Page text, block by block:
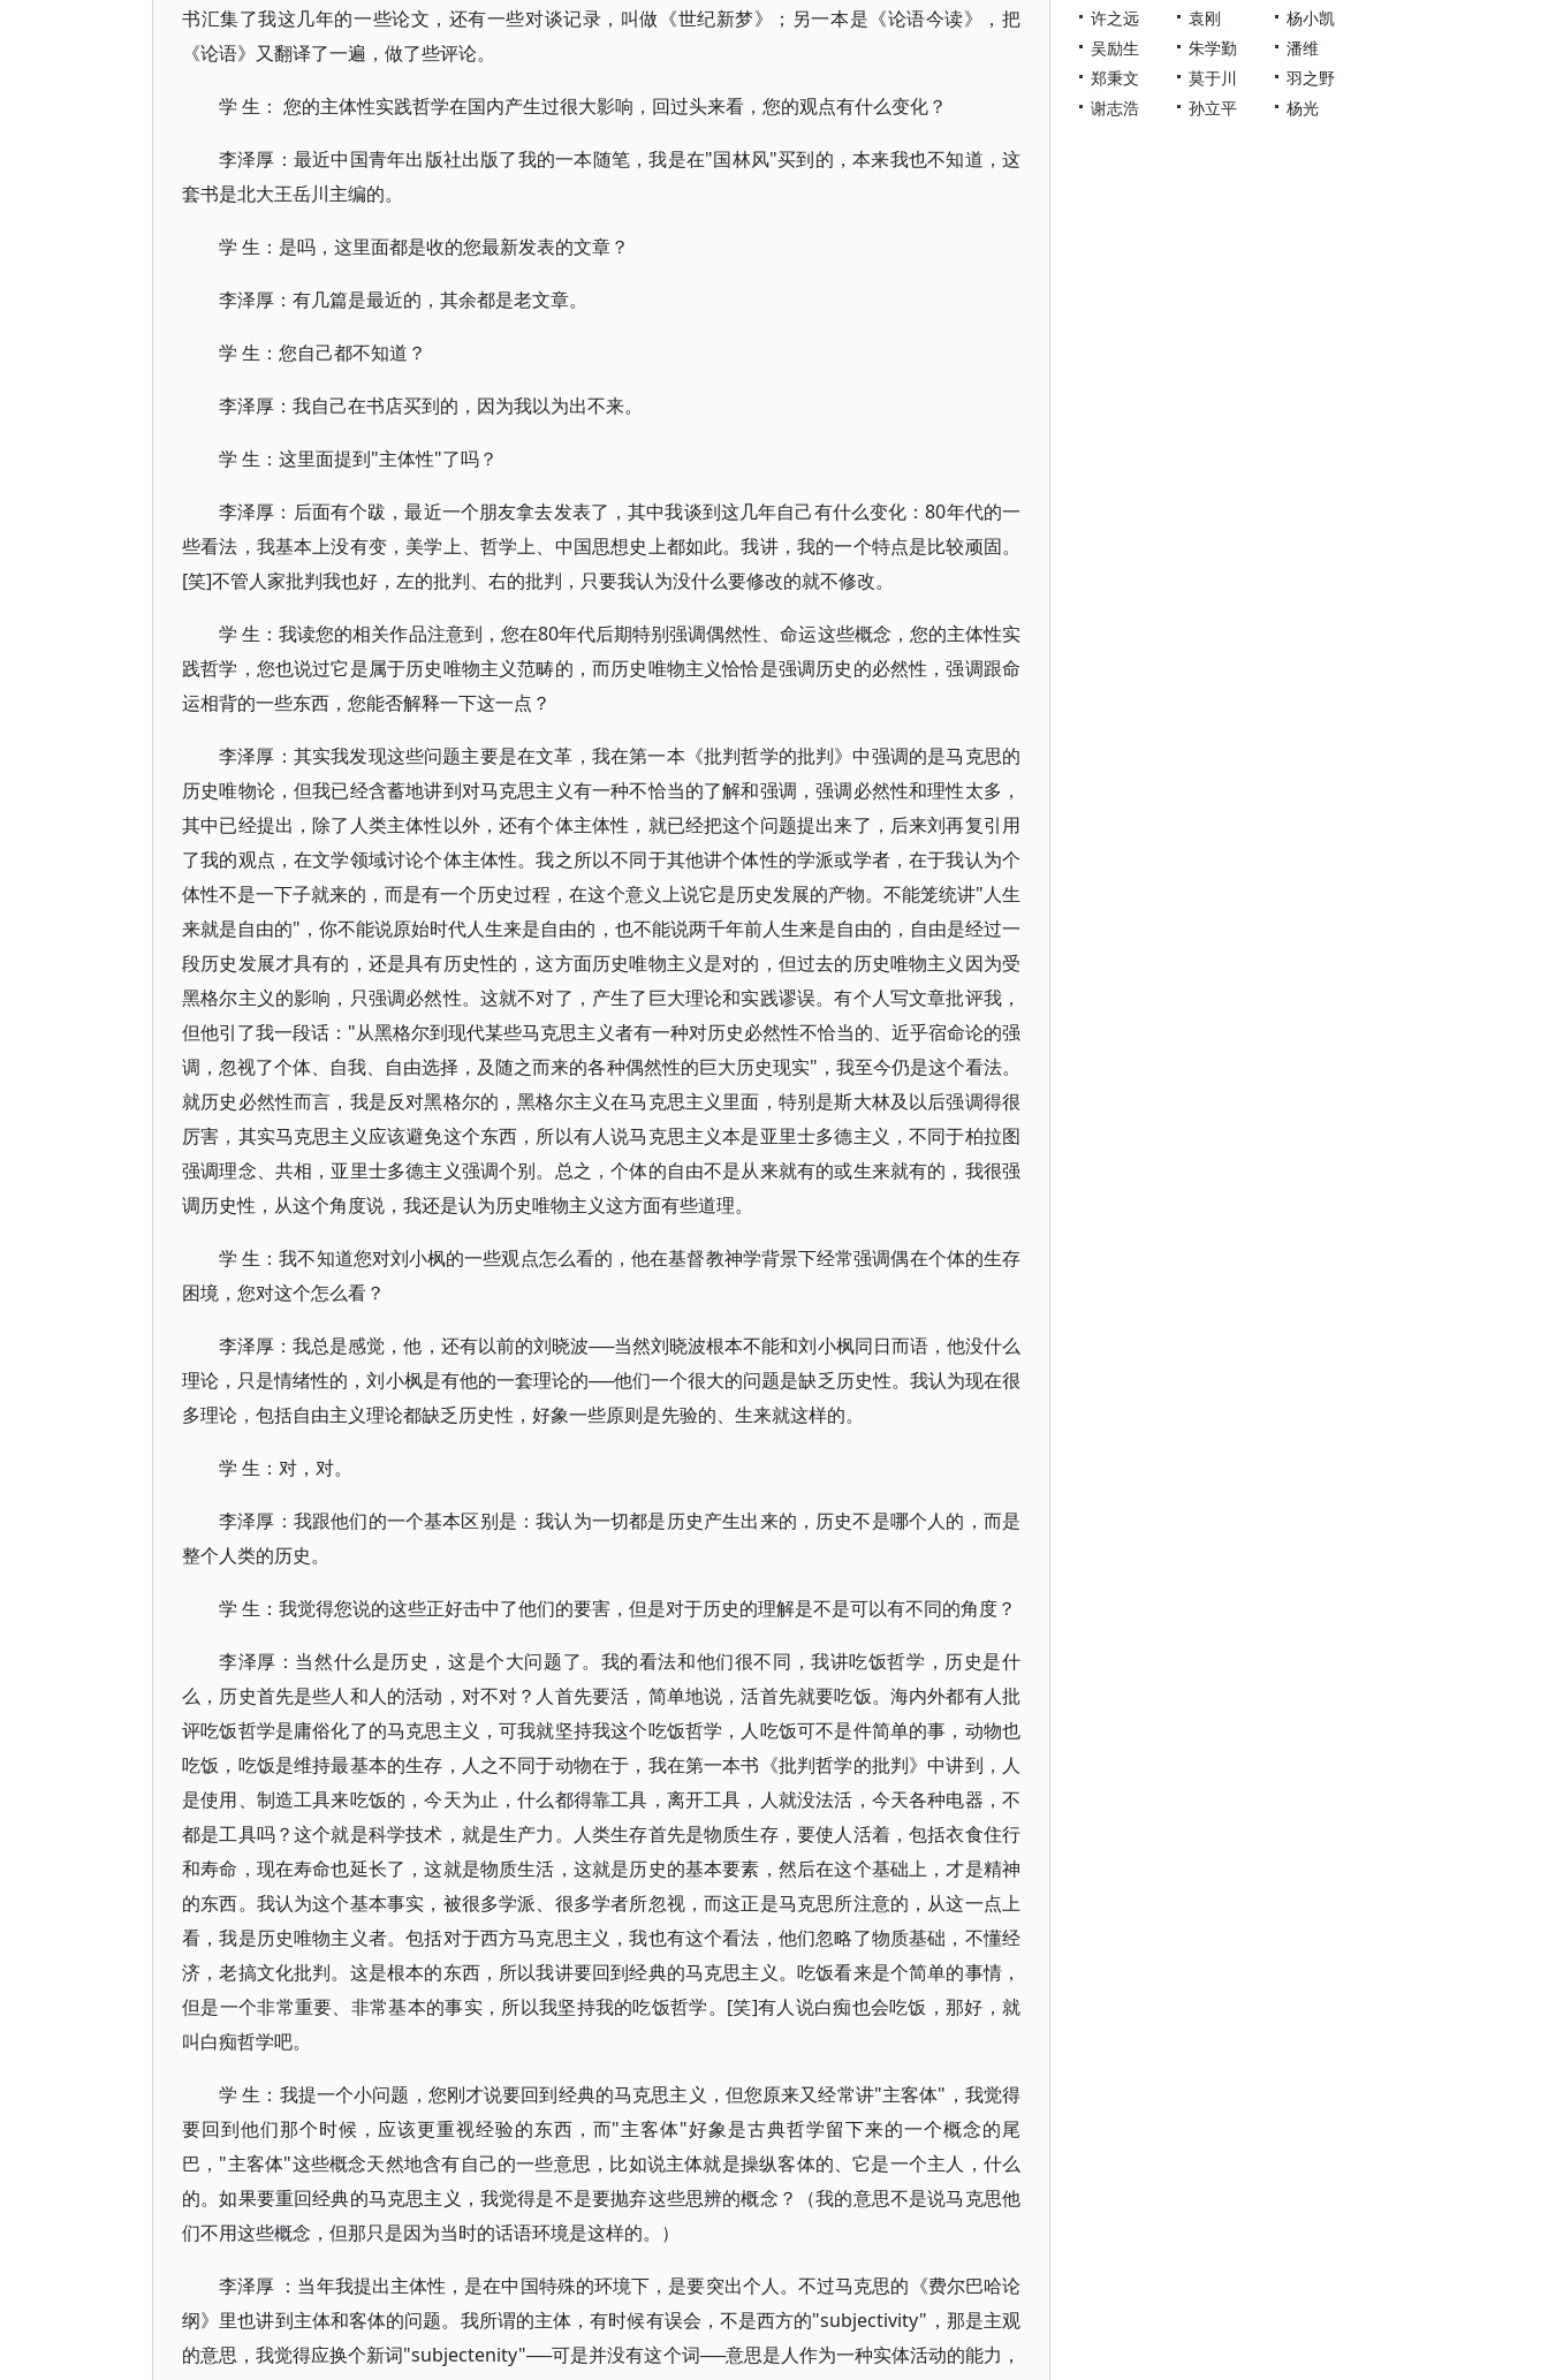
书汇集了我这几年的一些论文，还有一些对谈记录，叫做《世纪新梦》；另一本是《论语今读》，把
《论语》又翻译了一遍，做了些评论。
学 生： 您的主体性实践哲学在国内产生过很大影响，回过头来看，您的观点有什么变化？
李泽厚：最近中国青年出版社出版了我的一本随笔，我是在"国林风"买到的，本来我也不知道，这
套书是北大王岳川主编的。
学 生：是吗，这里面都是收的您最新发表的文章？
李泽厚：有几篇是最近的，其余都是老文章。
学 生：您自己都不知道？
李泽厚：我自己在书店买到的，因为我以为出不来。
学 生：这里面提到"主体性"了吗？
李泽厚：后面有个跋，最近一个朋友拿去发表了，其中我谈到这几年自己有什么变化：80年代的一
些看法，我基本上没有变，美学上、哲学上、中国思想史上都如此。我讲，我的一个特点是比较顽固。
[笑]不管人家批判我也好，左的批判、右的批判，只要我认为没什么要修改的就不修改。
学 生：我读您的相关作品注意到，您在80年代后期特别强调偶然性、命运这些概念，您的主体性实
践哲学，您也说过它是属于历史唯物主义范畴的，而历史唯物主义恰恰是强调历史的必然性，强调跟命
运相背的一些东西，您能否解释一下这一点？
李泽厚：其实我发现这些问题主要是在文革，我在第一本《批判哲学的批判》中强调的是马克思的
历史唯物论，但我已经含蓄地讲到对马克思主义有一种不恰当的了解和强调，强调必然性和理性太多，
其中已经提出，除了人类主体性以外，还有个体主体性，就已经把这个问题提出来了，后来刘再复引用
了我的观点，在文学领域讨论个体主体性。我之所以不同于其他讲个体性的学派或学者，在于我认为个
体性不是一下子就来的，而是有一个历史过程，在这个意义上说它是历史发展的产物。不能笼统讲"人生
来就是自由的"，你不能说原始时代人生来是自由的，也不能说两千年前人生来是自由的，自由是经过一
段历史发展才具有的，还是具有历史性的，这方面历史唯物主义是对的，但过去的历史唯物主义因为受
黑格尔主义的影响，只强调必然性。这就不对了，产生了巨大理论和实践谬误。有个人写文章批评我，
但他引了我一段话："从黑格尔到现代某些马克思主义者有一种对历史必然性不恰当的、近乎宿命论的强
调，忽视了个体、自我、自由选择，及随之而来的各种偶然性的巨大历史现实"，我至今仍是这个看法。
就历史必然性而言，我是反对黑格尔的，黑格尔主义在马克思主义里面，特别是斯大林及以后强调得很
厉害，其实马克思主义应该避免这个东西，所以有人说马克思主义本是亚里士多德主义，不同于柏拉图
强调理念、共相，亚里士多德主义强调个别。总之，个体的自由不是从来就有的或生来就有的，我很强
调历史性，从这个角度说，我还是认为历史唯物主义这方面有些道理。
学 生：我不知道您对刘小枫的一些观点怎么看的，他在基督教神学背景下经常强调偶在个体的生存
困境，您对这个怎么看？
李泽厚：我总是感觉，他，还有以前的刘晓波──当然刘晓波根本不能和刘小枫同日而语，他没什么
理论，只是情绪性的，刘小枫是有他的一套理论的──他们一个很大的问题是缺乏历史性。我认为现在很
多理论，包括自由主义理论都缺乏历史性，好象一些原则是先验的、生来就这样的。
学 生：对，对。
李泽厚：我跟他们的一个基本区别是：我认为一切都是历史产生出来的，历史不是哪个人的，而是
整个人类的历史。
学 生：我觉得您说的这些正好击中了他们的要害，但是对于历史的理解是不是可以有不同的角度？
李泽厚：当然什么是历史，这是个大问题了。我的看法和他们很不同，我讲吃饭哲学，历史是什
么，历史首先是些人和人的活动，对不对？人首先要活，简单地说，活首先就要吃饭。海内外都有人批
评吃饭哲学是庸俗化了的马克思主义，可我就坚持我这个吃饭哲学，人吃饭可不是件简单的事，动物也
吃饭，吃饭是维持最基本的生存，人之不同于动物在于，我在第一本书《批判哲学的批判》中讲到，人
是使用、制造工具来吃饭的，今天为止，什么都得靠工具，离开工具，人就没法活，今天各种电器，不
都是工具吗？这个就是科学技术，就是生产力。人类生存首先是物质生存，要使人活着，包括衣食住行
和寿命，现在寿命也延长了，这就是物质生活，这就是历史的基本要素，然后在这个基础上，才是精神
的东西。我认为这个基本事实，被很多学派、很多学者所忽视，而这正是马克思所注意的，从这一点上
看，我是历史唯物主义者。包括对于西方马克思主义，我也有这个看法，他们忽略了物质基础，不懂经
济，老搞文化批判。这是根本的东西，所以我讲要回到经典的马克思主义。吃饭看来是个简单的事情，
但是一个非常重要、非常基本的事实，所以我坚持我的吃饭哲学。[笑]有人说白痴也会吃饭，那好，就
叫白痴哲学吧。
学 生：我提一个小问题，您刚才说要回到经典的马克思主义，但您原来又经常讲"主客体"，我觉得
要回到他们那个时候，应该更重视经验的东西，而"主客体"好象是古典哲学留下来的一个概念的尾
巴，"主客体"这些概念天然地含有自己的一些意思，比如说主体就是操纵客体的、它是一个主人，什么
的。如果要重回经典的马克思主义，我觉得是不是要抛弃这些思辨的概念？（我的意思不是说马克思他
们不用这些概念，但那只是因为当时的话语环境是这样的。）
李泽厚 ：当年我提出主体性，是在中国特殊的环境下，是要突出个人。不过马克思的《费尔巴哈论
纲》里也讲到主体和客体的问题。我所谓的主体，有时候有误会，不是西方的"subjectivity"，那是主观
的意思，我觉得应换个新词"subjectenity"──可是并没有这个词──意思是人作为一种实体活动的能力，
许之远
袁刚
杨小凯
吴励生
朱学勤
潘维
郑秉文
莫于川
羽之野
谢志浩
孙立平 杨光